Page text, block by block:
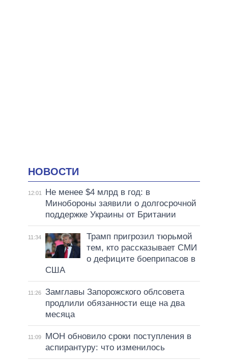
НОВОСТИ
12:01
Не менее $4 млрд в год: в
Минобороны заявили о долгосрочной
поддержке Украины от Британии
11:34
Трамп пригрозил тюрьмой
тем, кто рассказывает СМИ
о дефиците боеприпасов в
США
11:26
Замглавы Запорожского облсовета
продлили обязанности еще на два
месяца
11:09
МОН обновило сроки поступления в
аспирантуру: что изменилось